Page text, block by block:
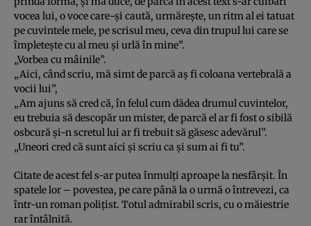
vocea lui, o voce care-şi caută, urmăreşte, un ritm al ei tatuat
pe cuvintele mele, pe scrisul meu, ceva din trupul lui care se
împleteşte cu al meu şi urlă în mine”.
„Vorbea cu mâinile”.
„Aici, când scriu, mă simt de parcă aş fi coloana vertebrală a
vocii lui”,
„Am ajuns să cred că, în felul cum dădea drumul cuvintelor,
eu trebuia să descopăr un mister, de parcă el ar fi fost o sibilă
osbcură şi-n scretul lui ar fi trebuit să găsesc adevărul”.
„Uneori cred că sunt aici şi scriu ca şi sum ai fi tu”.
Citate de acest fel s-ar putea înmulţi aproape la nesfârşit. În
spatele lor – povestea, pe care până la o urmă o întrevezi, ca
într-un roman poliţist. Totul admirabil scris, cu o măiestrie
rar întâlnită.